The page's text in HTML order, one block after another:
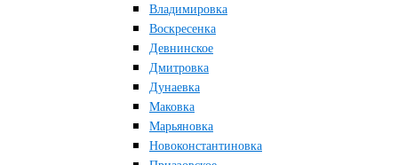
Владимировка
Воскресенка
Девнинское
Дмитровка
Дунаевка
Маковка
Марьяновка
Новоконстантиновка